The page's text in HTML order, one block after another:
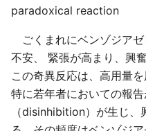
paradoxical reaction
ごくまれにベンゾジア
不安、 緊張が高まり、興
この奇異反応は、高用量
特に若年者においての報
（disinhibition）が生じ